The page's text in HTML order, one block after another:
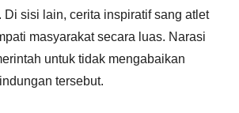
Di sisi lain, cerita inspiratif sang atlet
masyarakat secara luas. Narasi
untuk tidak mengabaikan
tersebut.